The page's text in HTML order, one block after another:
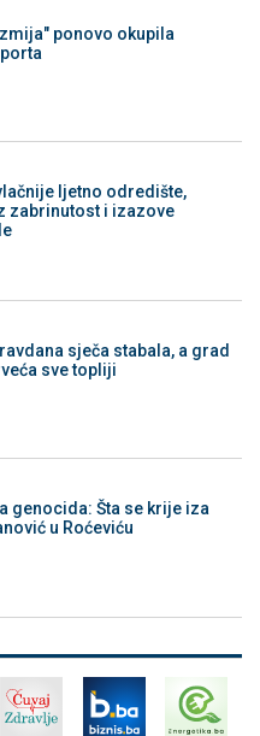
ponovo okupila
ljetno odredište,
zabrinutost i izazove
sječa stabala, a grad
sve topliji
genocida: Šta se krije iza
u Roćeviću